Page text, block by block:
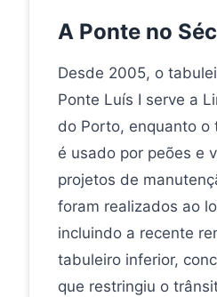
A Ponte no
Desde 2005, o
Ponte Luís I serve a
do Porto, enquanto o
é usado por peões e
projetos de
foram realizados ao
incluindo a recente
tabuleiro inferior,
que restringiu o